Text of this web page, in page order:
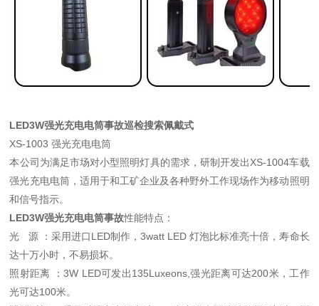
LED3W强光充电电筒事故巡检搜索佩戴式
XS-1003 强光充电电筒
本公司为满足市场对小型照明灯具的需求，研制开发出XS-1004车载
强光充电电筒，适用于和工矿企业及各种野外工作现场作为移动照明
和信号指示。
LED3W强光充电电筒事故性能特点：
光 源 ：采用进口LED制作，3watt LED 灯泡比标准亮十倍，寿命长
达十万小时，不易损坏。
照射距离 ：3W LED可发出135Luxeons,强光距离可达200米，工作
光可达100米。